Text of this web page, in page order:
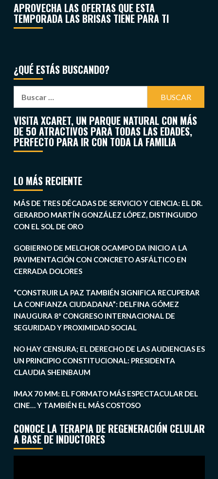
APROVECHA LAS OFERTAS QUE ESTA
TEMPORADA LAS BRISAS TIENE PARA TI
¿QUÉ ESTÁS BUSCANDO?
VISITA XCARET, UN PARQUE NATURAL CON MÁS
DE 50 ATRACTIVOS PARA TODAS LAS EDADES,
PERFECTO PARA IR CON TODA LA FAMILIA
LO MÁS RECIENTE
MÁS DE TRES DÉCADAS DE SERVICIO Y CIENCIA: EL DR.
GERARDO MARTÍN GONZÁLEZ LÓPEZ, DISTINGUIDO
CON EL SOL DE ORO
GOBIERNO DE MELCHOR OCAMPO DA INICIO A LA
PAVIMENTACIÓN CON CONCRETO ASFÁLTICO EN
CERRADA DOLORES
“CONSTRUIR LA PAZ TAMBIÉN SIGNIFICA RECUPERAR
LA CONFIANZA CIUDADANA”: DELFINA GÓMEZ
INAUGURA 8º CONGRESO INTERNACIONAL DE
SEGURIDAD Y PROXIMIDAD SOCIAL
NO HAY CENSURA; EL DERECHO DE LAS AUDIENCIAS ES
UN PRINCIPIO CONSTITUCIONAL: PRESIDENTA
CLAUDIA SHEINBAUM
IMAX 70 MM: EL FORMATO MÁS ESPECTACULAR DEL
CINE… Y TAMBIÉN EL MÁS COSTOSO
CONOCE LA TERAPIA DE REGENERACIÓN CELULAR
A BASE DE INDUCTORES